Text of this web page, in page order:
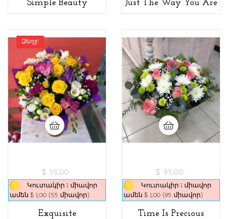
Simple Beauty Just The Way You Are
Զեղջ!
$ 55,00
Կուտակիր 1 միավոր
ամեն $ 1,00 (55 միավոր)
Exquisite
$ 95,00
Կուտակիր 1 միավոր
ամեն $ 1,00 (95 միավոր)
Time Is Precious